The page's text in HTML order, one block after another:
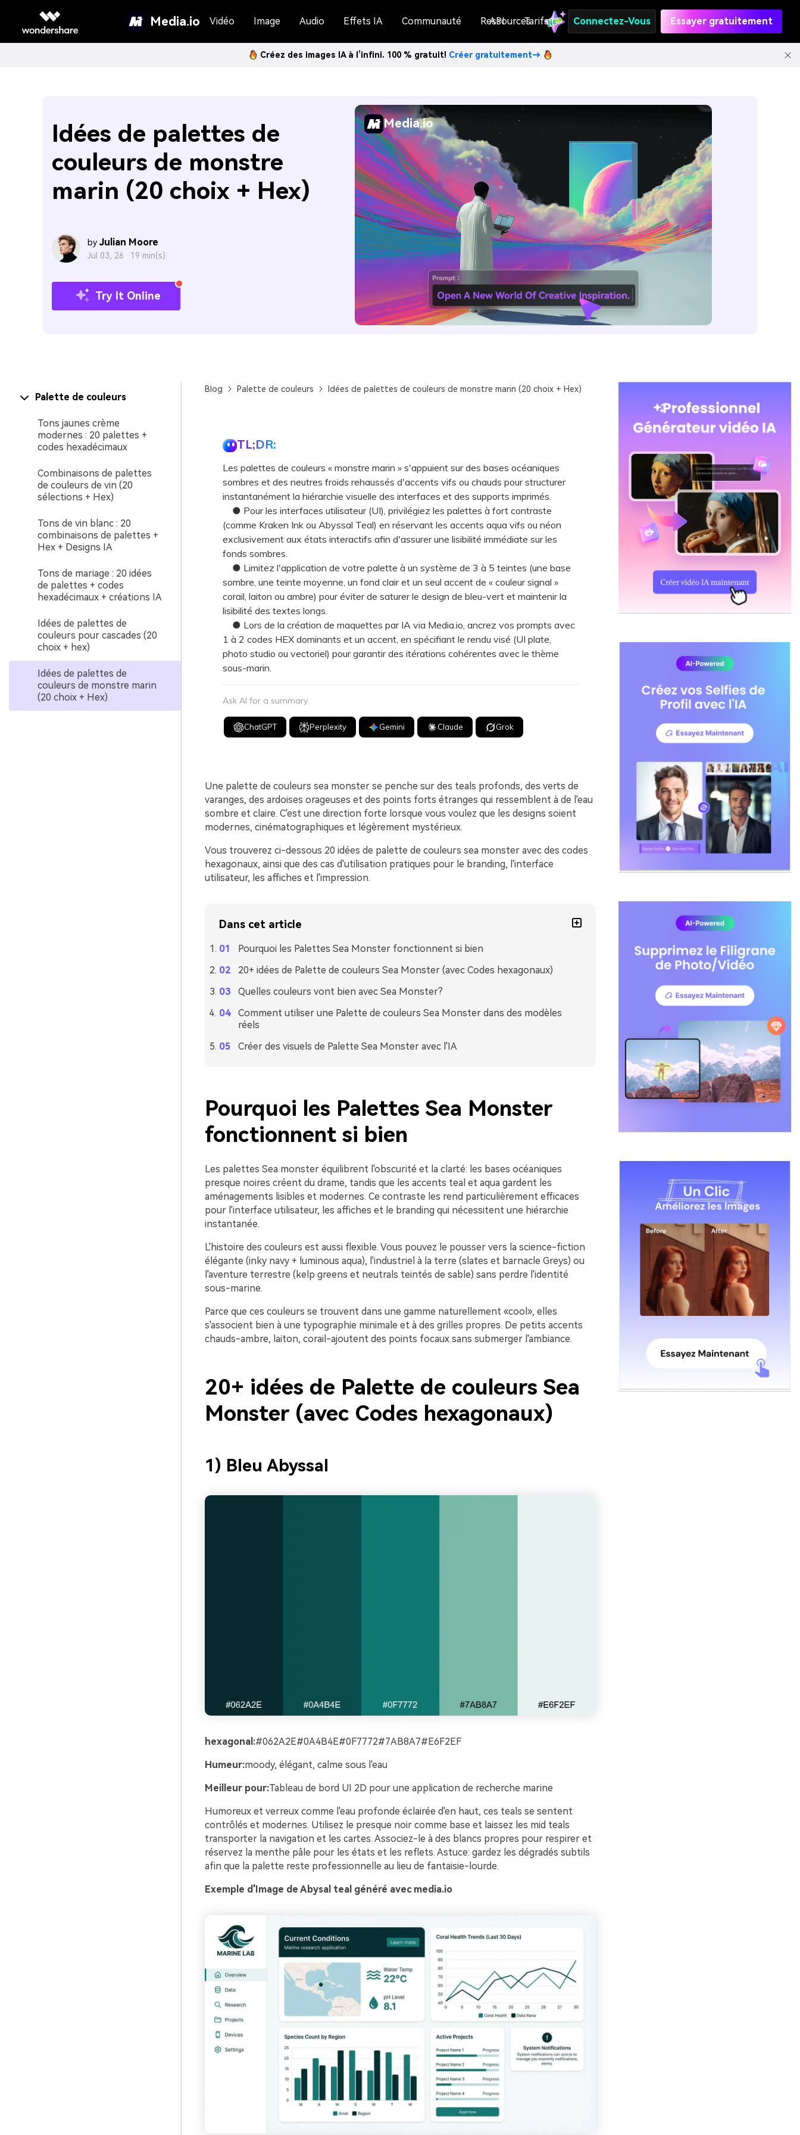
Media.io Vidéo Image Audio Effets IA Communauté Ressources
API Tarifs Connectez-Vous Essayer gratuitement
Créez des images IA à l’infini. 100 % gratuit! Créer gratuitement→
Idées de palettes de
couleurs de monstre
marin (20 choix + Hex)
by Julian Moore
Jul 03, 26 · 19 min(s)
Try It Online
Media.io
Palette de couleurs
Tons jaunes crème
modernes : 20 palettes +
codes hexadécimaux
Combinaisons de palettes
de couleurs de vin (20
sélections + Hex)
Tons de vin blanc : 20
combinaisons de palettes +
Hex + Designs IA
Tons de mariage : 20 idées
de palettes + codes
hexadécimaux + créations IA
Idées de palettes de
couleurs pour cascades (20
choix + hex)
Idées de palettes de
couleurs de monstre marin
(20 choix + Hex)
Blog Palette de couleurs Idées de palettes de couleurs de monstre marin (20 choix + Hex)
TL;DR:
Les palettes de couleurs « monstre marin » s'appuient sur des bases océaniques
sombres et des neutres froids rehaussés d'accents vifs ou chauds pour structurer
instantanément la hiérarchie visuelle des interfaces et des supports imprimés.
● Pour les interfaces utilisateur (UI), privilégiez les palettes à fort contraste
(comme Kraken Ink ou Abyssal Teal) en réservant les accents aqua vifs ou néon
exclusivement aux états interactifs afin d'assurer une lisibilité immédiate sur les
fonds sombres.
● Limitez l'application de votre palette à un système de 3 à 5 teintes (une base
sombre, une teinte moyenne, un fond clair et un seul accent de « couleur signal »
corail, laiton ou ambre) pour éviter de saturer le design de bleu-vert et maintenir la
lisibilité des textes longs.
● Lors de la création de maquettes par IA via Media.io, ancrez vos prompts avec
1 à 2 codes HEX dominants et un accent, en spécifiant le rendu visé (UI plate,
photo studio ou vectoriel) pour garantir des itérations cohérentes avec le thème
sous-marin.
Ask AI for a summary
ChatGPT Perplexity Gemini Claude Grok
Une palette de couleurs sea monster se penche sur des teals profonds, des verts de
varanges, des ardoises orageuses et des points forts étranges qui ressemblent à de l'eau
sombre et claire. C'est une direction forte lorsque vous voulez que les designs soient
modernes, cinématographiques et légèrement mystérieux.
Vous trouverez ci-dessous 20 idées de palette de couleurs sea monster avec des codes
hexagonaux, ainsi que des cas d'utilisation pratiques pour le branding, l'interface
utilisateur, les affiches et l'impression.
Dans cet article
Pourquoi les Palettes Sea Monster fonctionnent si bien
20+ idées de Palette de couleurs Sea Monster (avec Codes hexagonaux)
Quelles couleurs vont bien avec Sea Monster?
Comment utiliser une Palette de couleurs Sea Monster dans des modèles
réels
Créer des visuels de Palette Sea Monster avec l'IA
Pourquoi les Palettes Sea Monster
fonctionnent si bien
Les palettes Sea monster équilibrent l'obscurité et la clarté: les bases océaniques
presque noires créent du drame, tandis que les accents teal et aqua gardent les
aménagements lisibles et modernes. Ce contraste les rend particulièrement efficaces
pour l'interface utilisateur, les affiches et le branding qui nécessitent une hiérarchie
instantanée.
L'histoire des couleurs est aussi flexible. Vous pouvez le pousser vers la science-fiction
élégante (inky navy + luminous aqua), l'industriel à la terre (slates et barnacle Greys) ou
l'aventure terrestre (kelp greens et neutrals teintés de sable) sans perdre l'identité
sous-marine.
Parce que ces couleurs se trouvent dans une gamme naturellement «cool», elles
s'associent bien à une typographie minimale et à des grilles propres. De petits accents
chauds-ambre, laiton, corail-ajoutent des points focaux sans submerger l'ambiance.
20+ idées de Palette de couleurs Sea
Monster (avec Codes hexagonaux)
1) Bleu Abyssal
hexagonal:#062A2E#0A4B4E#0F7772#7AB8A7#E6F2EF
Humeur:moody, élégant, calme sous l'eau
Meilleur pour:Tableau de bord UI 2D pour une application de recherche marine
Humoreux et verreux comme l'eau profonde éclairée d'en haut, ces teals se sentent
contrôlés et modernes. Utilisez le presque noir comme base et laissez les mid teals
transporter la navigation et les cartes. Associez-le à des blancs propres pour respirer et
réservez la menthe pâle pour les états et les reflets. Astuce: gardez les dégradés subtils
afin que la palette reste professionnelle au lieu de fantaisie-lourde.
Exemple d'Image de Abysal teal généré avec media.io